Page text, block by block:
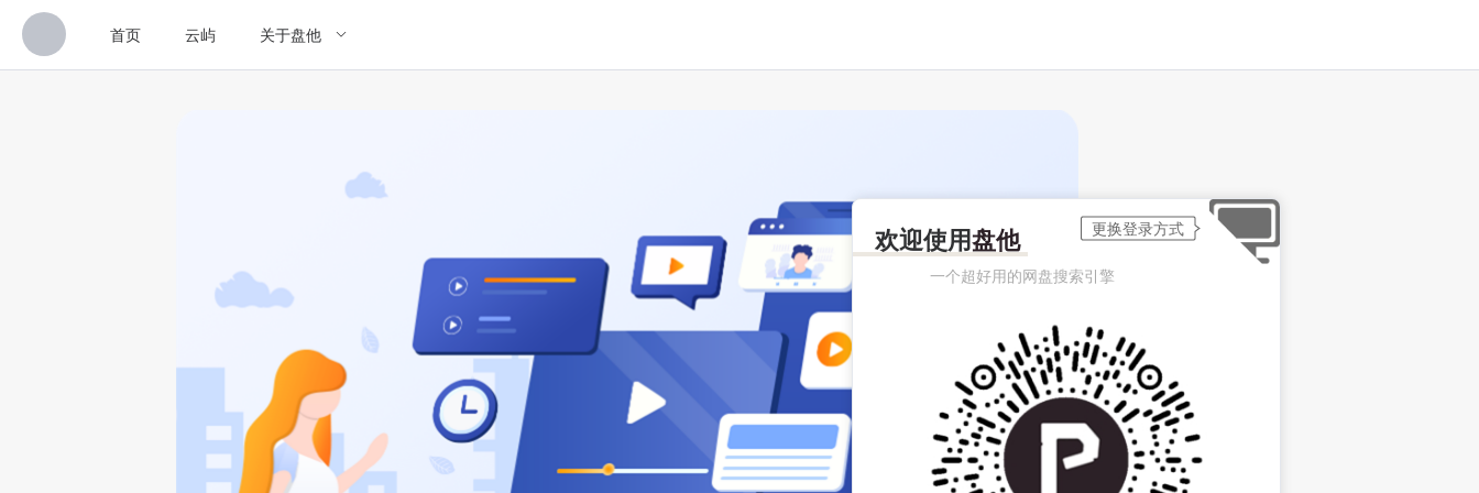
首页 云屿 关于盘他
欢迎使用盘他
一个超好用的网盘搜索引擎